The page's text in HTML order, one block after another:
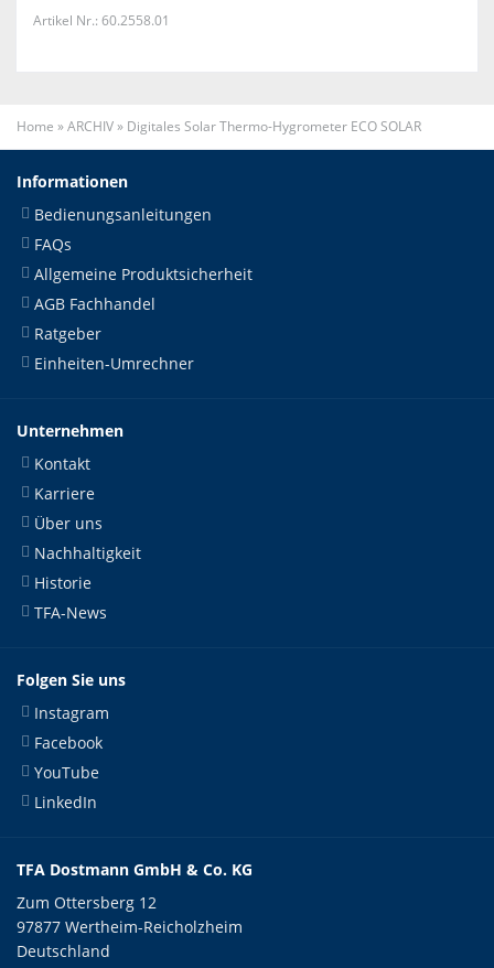
Artikel Nr.: 60.2558.01
Home »ARCHIV» Digitales Solar Thermo-Hygrometer ECO SOLAR
Informationen
Bedienungsanleitungen
FAQs
Allgemeine Produktsicherheit
AGB Fachhandel
Ratgeber
Einheiten-Umrechner
Unternehmen
Kontakt
Karriere
Über uns
Nachhaltigkeit
Historie
TFA-News
Folgen Sie uns
Instagram
Facebook
YouTube
LinkedIn
TFA Dostmann GmbH & Co. KG
Zum Ottersberg 12
97877 Wertheim-Reicholzheim
Deutschland